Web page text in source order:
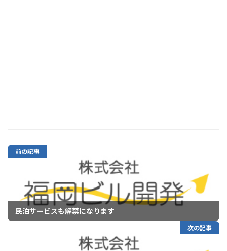
前の記事
民泊サービスも解禁になります
次の記事